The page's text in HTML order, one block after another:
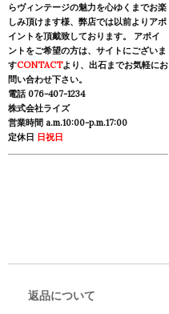
らヴィンテージの魅力を心ゆくまでお楽
しみ頂けます様、弊店では以前よりアポ
イントを頂戴致しております。 アポイ
ントをご希望の方は、サイトにございま
すCONTACTより、出石までお気軽にお
問い合わせ下さい。
電話 076-407-1234
株式会社ライズ
営業時間 a.m.10:00-p.m.17:00
定休日 日祝日
返品について